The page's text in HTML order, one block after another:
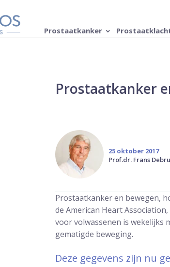
Prostaatkanker
Prostaatkanker
25 oktober 2017
Prof.dr. Frans
Prostaatkanker en bewegen,
de American Heart
voor volwassenen is wekelijks
gematigde beweging.
Deze gegevens zijn nu